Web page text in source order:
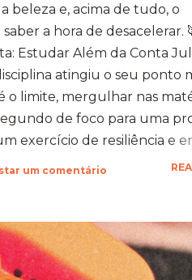
beleza e, acima de tudo, o
a hora de desacelerar.
Estudar Além da Conta
atingiu o seu ponto
o limite, mergulhar nas
de foco para uma
exercício de resiliência e
a gente se
exaustivo, mas foi a prova
própria força. 🦊 A
do Desafio ​Trocar de ar
um comentário